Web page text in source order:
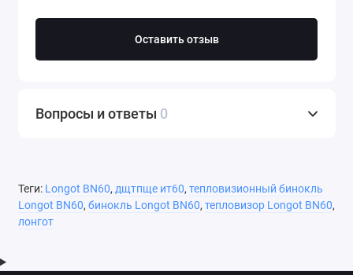
Оставить отзыв
Вопросы и ответы 0
Теги: Longot BN60, дщтпще ит60, тепловизионный бинокль
Longot BN60, бинокль Longot BN60, тепловизор Longot BN60,
лонгот